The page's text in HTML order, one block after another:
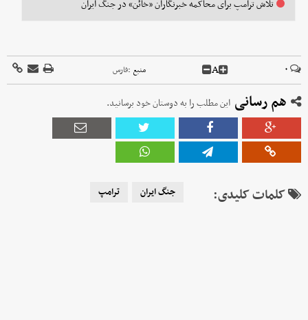
تلاش ترامپ برای محاکمه خبرنگاران «خائن» در جنگ ایران
۰ A منبع :فارس
هم رسانی این مطلب را به دوستان خود برسانید.
کلمات کلیدی: جنگ ایران ترامپ